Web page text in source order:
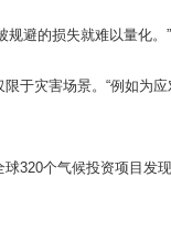
规避的损失就难以量化
于灾害场景。“例如为
320个气候投资项目发